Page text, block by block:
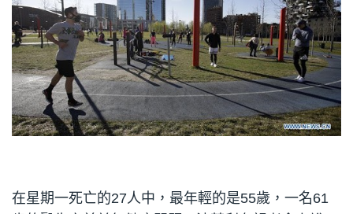
在星期一死亡的27人中，最年輕的是55歲，一名61